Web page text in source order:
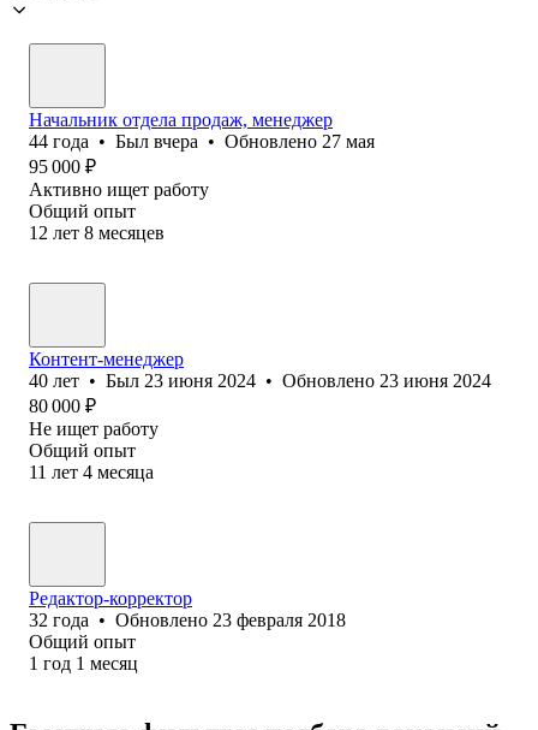
Начальник отдела продаж, менеджер
44 года • Был вчера • Обновлено 27 мая
95 000 ₽
Активно ищет работу
Общий опыт
12 лет 8 месяцев
Контент-менеджер
40 лет • Был 23 июня 2024 • Обновлено 23 июня 2024
80 000 ₽
Не ищет работу
Общий опыт
11 лет 4 месяца
Редактор-корректор
32 года • Обновлено 23 февраля 2018
Общий опыт
1 год 1 месяц